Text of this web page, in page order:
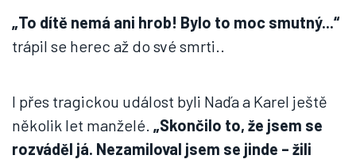
„To dítě nemá ani hrob! Bylo to moc smutný...“
trápil se herec až do své smrti..
I přes tragickou událost byli Naďa a Karel ještě
několik let manželé. „Skončilo to, že jsem se
rozváděl já. Nezamiloval jsem se jinde – žili